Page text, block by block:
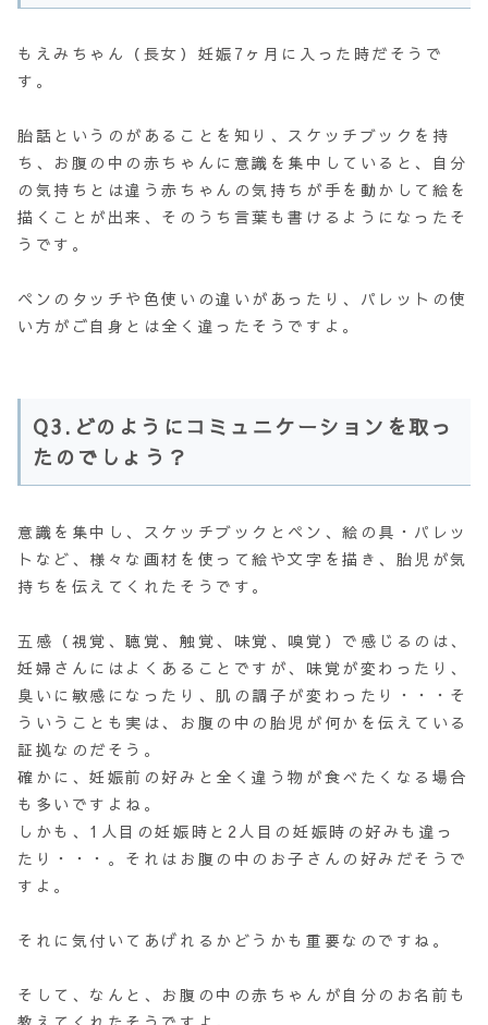
もえみちゃん（長女）妊娠7ヶ月に入った時だそうで
す。
胎話というのがあることを知り、スケッチブックを持
ち、お腹の中の赤ちゃんに意識を集中していると、自分
の気持ちとは違う赤ちゃんの気持ちが手を動かして絵を
描くことが出来、そのうち言葉も書けるようになったそ
うです。
ペンのタッチや色使いの違いがあったり、パレットの使
い方がご自身とは全く違ったそうですよ。
Q3.どのようにコミュニケーションを取っ
たのでしょう？
意識を集中し、スケッチブックとペン、絵の具・パレッ
トなど、様々な画材を使って絵や文字を描き、胎児が気
持ちを伝えてくれたそうです。
五感（視覚、聴覚、触覚、味覚、嗅覚）で感じるのは、
妊婦さんにはよくあることですが、味覚が変わったり、
臭いに敏感になったり、肌の調子が変わったり・・・そ
ういうことも実は、お腹の中の胎児が何かを伝えている
証拠なのだそう。
確かに、妊娠前の好みと全く違う物が食べたくなる場合
も多いですよね。
しかも、1人目の妊娠時と2人目の妊娠時の好みも違っ
たり・・・。それはお腹の中のお子さんの好みだそうで
すよ。
それに気付いてあげれるかどうかも重要なのですね。
そして、なんと、お腹の中の赤ちゃんが自分のお名前も